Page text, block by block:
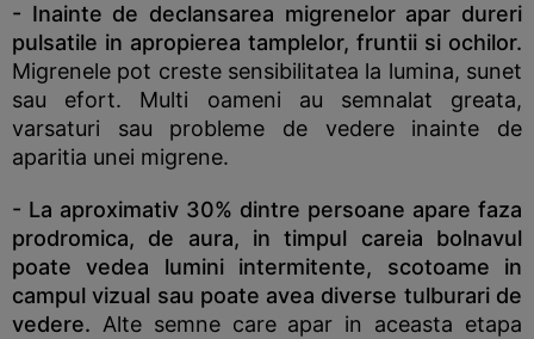
- Inainte de declansarea migrenelor apar dureri
pulsatile in apropierea tamplelor, fruntii si ochilor.
Migrenele pot creste sensibilitatea la lumina, sunet
sau efort. Multi oameni au semnalat greata,
varsaturi sau probleme de vedere inainte de
aparitia unei migrene.
- La aproximativ 30% dintre persoane apare faza
prodromica, de aura, in timpul careia bolnavul
poate vedea lumini intermitente, scotoame in
campul vizual sau poate avea diverse tulburari de
vedere. Alte semne care apar in aceasta etapa